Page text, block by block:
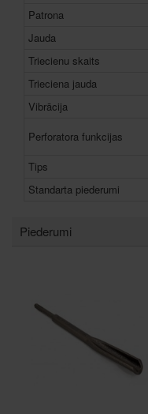
Patrona
Jauda
Triecienu skaits
Trieciena jauda
Vibrācija
Perforatora funkcijas
Tips
Standarta piederumi
Piederumi